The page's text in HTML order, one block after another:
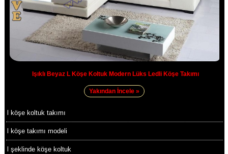
Işıklı Beyaz L Köşe Koltuk Modern Lüks Ledli Köşe Takımı
Yakından İncele »
l köşe koltuk takımı
l köşe takımı modeli
l şeklinde köşe koltuk